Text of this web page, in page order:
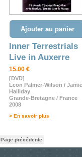
Ajouter au panier
Inner Terrestrials
Live in Auxerre
15.00 €
[DVD]
Leon Palmer-Wilson / Jamie
Halliday
Grande-Bretagne / France
2008
> En savoir plus
Page précédente